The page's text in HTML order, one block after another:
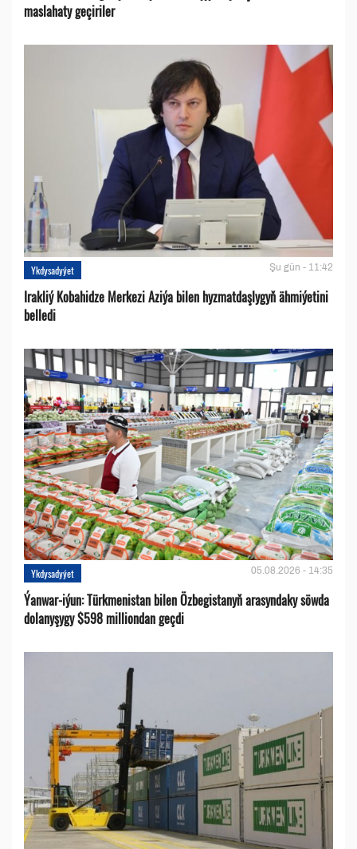
maslahaty geçiriler
Ykdysadyýet Şu gün - 11:42
Irakliý Kobahidze Merkezi Aziýa bilen hyzmatdaşlygyň ähmiýetini
belledi
Ykdysadyýet 05.08.2026 - 14:35
Ýanwar-iýun: Türkmenistan bilen Özbegistanyň arasyndaky söwda
dolanyşygy $598 milliondan geçdi